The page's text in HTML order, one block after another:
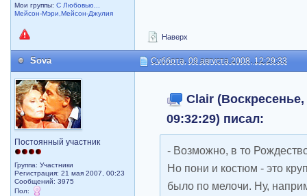
Мои группы:С Любовью...
Мейсон-Мэри,Мейсон-Джулия
Наверх
Sova Суббота, 09 августа 2008, 12:29:33
Постоянный участник
Группа: Участники
Регистрация: 21 мая 2007, 00:23
Сообщений: 3975
Пол:
Clair
09:32:29) писал:
- Возможно, в то
Но пони и костюм - это
было по мелочи. Ну,